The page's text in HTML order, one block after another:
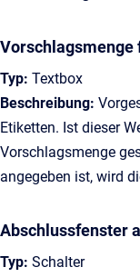
Typ: Textbox
Beschreibung:
Etiketten. Ist dieser
Vorschlagsmenge
angegeben ist, wird
Abschlussfenster
Typ: Schalter